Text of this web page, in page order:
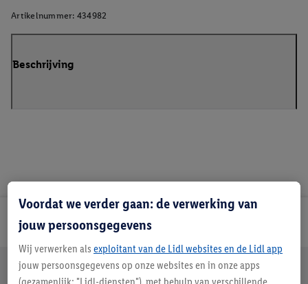
Artikelnummer: 434982
Beschrijving
Lidl Nieuwsbrief
Jouw voordelen bij ons als Lidl webshop klant
Gratis retourneren Veilig winkelen 30 dagen bedenktijd
Voordat we verder gaan: de verwerking van
jouw persoonsgegevens
Wij verwerken als exploitant van de Lidl websites en de Lidl app
jouw persoonsgegevens op onze websites en in onze apps